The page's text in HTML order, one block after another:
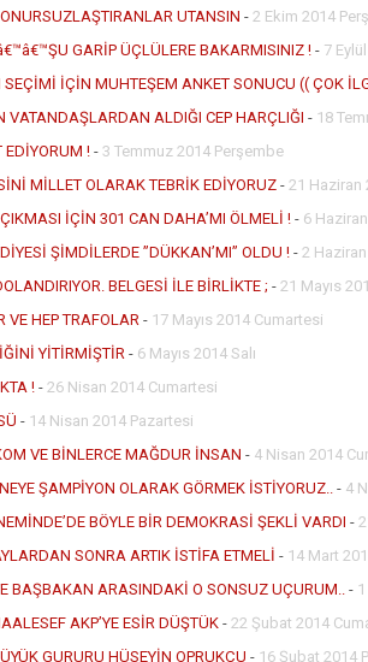
UTANSIN - 2 Ekim 2014
GARİP ÜÇLÜLERE BAKARMISINIZ ! - 7
İÇİN MUHTEŞEM ANKET SONUCU (( ÇOK
VATANDAŞLARDAN ALDIĞI CEP HARÇLIĞI - 18
! - 3 Temmuz 2014 Perşembe
MİLLET OLARAK TEBRİK EDİYORUZ - 21 Haziran
İÇİN 301 CAN DAHA’MI ÖLMELİ ! - 6
ŞİMDİLERDE ’’DÜKKAN’MI’’ OLDU ! - 2
BELGESİ İLE BİRLİKTE ; - 21 Mayıs
VE HEP TRAFOLAR - 17 Mayıs 2014 Cumartesi
YİTİRMİŞTİR - 6 Mayıs 2014 Salı
! - 26 Nisan 2014 Cumartesi
- 14 Nisan 2014 Pazartesi
VE BİNLERCE MAĞDUR İNSAN - 4 Nisan 2014
ŞAMPİYON OLARAK GÖRMEK İSTİYORUZ.. - 4
BÖYLE BİR DEMOKRASİ ŞEKLİ VARDI -
SONRA ARTIK İSTİFA ETMELİ - 14 Mart
BAŞBAKAN ARASINDAKİ O SONSUZ UÇURUM..
-
AKP’YE ESİR DÜŞTÜK - 22 Şubat 2014
GURURU HÜSEYİN OPRUKÇU - 16 Şubat 2014